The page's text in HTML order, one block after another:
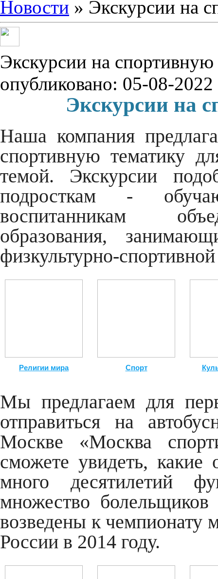
Новости » Экскурсии на
Экскурсии на спортивную
опубликовано: 05-08-2022
Экскурсии на
Наша компания
спортивную тематику
темой. Экскурсии
подросткам -
воспитанникам
образования,
физкультурно-
Религии мира Спорт
Мы предлагаем для
отправиться на
Москве «Москва
сможете увидеть, какие
много десятилетий
множество
возведены к чемпионату
России в 2014 году.